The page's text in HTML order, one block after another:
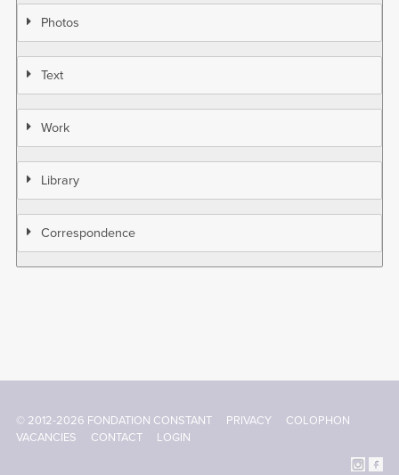
Photos
Text
Work
Library
Correspondence
Footer
menu
© 2012-2026 FONDATION CONSTANT PRIVACY
COLOPHON
VACANCIES
CONTACT LOGIN